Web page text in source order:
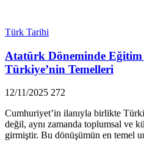
Türk Tarihi
Atatürk Döneminde
Türkiye’nin Temelleri
12/11/2025 272
Cumhuriyet’in ilanıyla birlikte
değil, aynı zamanda toplumsal ve
girmiştir. Bu dönüşümün en temel